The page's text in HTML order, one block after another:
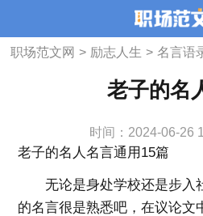
职场范文网 > 励志人生 > 名言语
老子的名
时间：2024-06-26
老子的名人名言通用15篇
无论是身处学校还是步入
的名言很是熟悉吧，在议论文